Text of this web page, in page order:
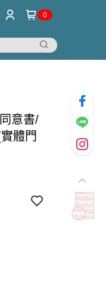
0
意書/
體門